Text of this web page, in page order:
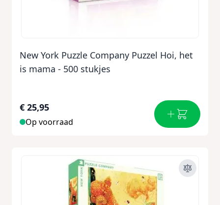
New York Puzzle Company Puzzel Hoi, het
is mama - 500 stukjes
€ 25,95
Op voorraad